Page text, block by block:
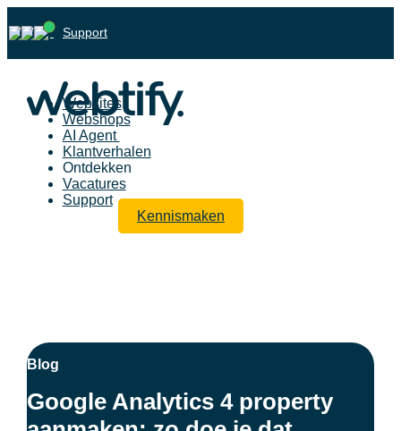
Support
Websites
Webshops
AI Agent
Klantverhalen
Ontdekken
Vacatures
Support
Kennismaken
Blog
Google Analytics 4 property